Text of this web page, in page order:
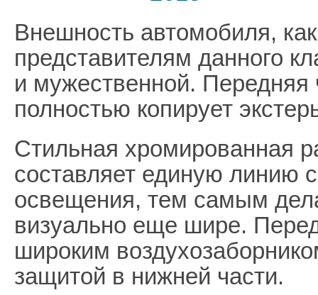
Внешность автомобиля,
представителям данного
и мужественной. Передняя
полностью копирует
Стильная хромированная
составляет единую линию
освещения, тем самым
визуально еще шире.
широким
защитой в нижней части.